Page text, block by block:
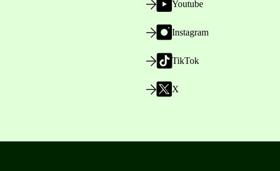
Youtube
Instagram
TikTok
X